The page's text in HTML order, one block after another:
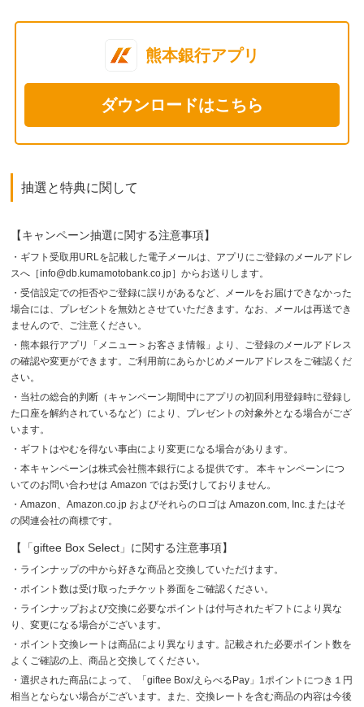
熊本銀行アプリ
ダウンロードはこちら
抽選と特典に関して
【キャンペーン抽選に関する注意事項】
・ギフト受取用URLを記載した電子メールは、アプリにご登録のメールアドレ
スへ［info@db.kumamotobank.co.jp］からお送りします。
・受信設定での拒否やご登録に誤りがあるなど、メールをお届けできなかった
場合には、プレゼントを無効とさせていただきます。なお、メールは再送でき
ませんので、ご注意ください。
・熊本銀行アプリ「メニュー＞お客さま情報」より、ご登録のメールアドレス
の確認や変更ができます。ご利用前にあらかじめメールアドレスをご確認くだ
さい。
・当社の総合的判断（キャンペーン期間中にアプリの初回利用登録時に登録し
た口座を解約されているなど）により、プレゼントの対象外となる場合がござ
います。
・ギフトはやむを得ない事由により変更になる場合があります。
・本キャンペーンは株式会社熊本銀行による提供です。 本キャンペーンにつ
いてのお問い合わせは Amazon ではお受けしておりません。
・Amazon、Amazon.co.jp およびそれらのロゴは Amazon.com, Inc.またはそ
の関連会社の商標です。
【「giftee Box Select」に関する注意事項】
・ラインナップの中から好きな商品と交換していただけます。
・ポイント数は受け取ったチケット券面をご確認ください。
・ラインナップおよび交換に必要なポイントは付与されたギフトにより異な
り、変更になる場合がございます。
・ポイント交換レートは商品により異なります。記載された必要ポイント数を
よくご確認の上、商品と交換してください。
・選択された商品によって、「giftee Box/えらべるPay」1ポイントにつき１円
相当とならない場合がございます。また、交換レートを含む商品の内容は今後